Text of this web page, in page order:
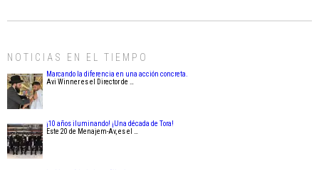
NOTICIAS EN EL TIEMPO
Marcando la diferencia en una acción concreta.
Avi Winner es el Director de …
¡10 años iluminando! ¡Una década de Tora!
Este 20 de Menajem-Av, es el …